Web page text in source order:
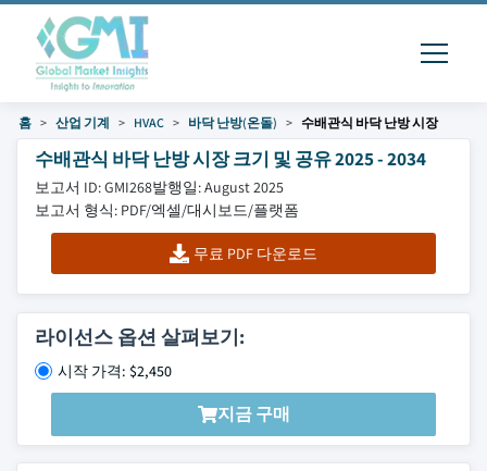
홈 산업 기계 HVAC 바닥 난방(온돌) 수배관식 바닥 난방 시장
수배관식 바닥 난방 시장 크기 및 공유 2025 - 2034
보고서 ID: GMI268발행일: August 2025
보고서 형식: PDF/엑셀/대시보드/플랫폼
무료 PDF 다운로드
라이선스 옵션 살펴보기:
시작 가격: $2,450
지금 구매